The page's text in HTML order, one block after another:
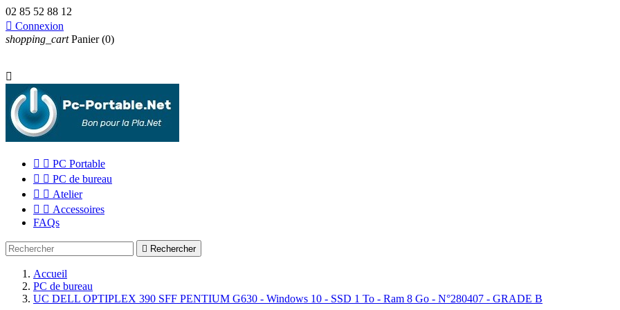
02 85 52 88 12
 Connexion
shopping_cart Panier (0)

  PC Portable
  PC de bureau
  Atelier
  Accessoires
FAQs
 Rechercher
Accueil
PC de bureau
UC DELL OPTIPLEX 390 SFF PENTIUM G630 - Windows 10 - SSD 1 To - Ram 8 Go - N°280407 - GRADE B